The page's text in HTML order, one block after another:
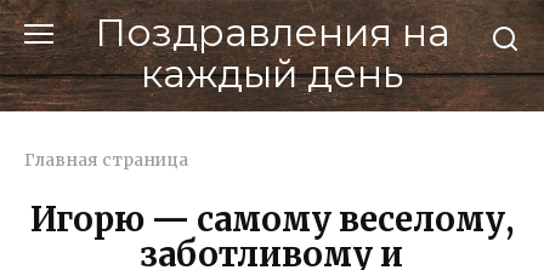
Перейти
к
контенту
Поздравления на
каждый день
Главная страница
Игорю — самому веселому,
заботливому и